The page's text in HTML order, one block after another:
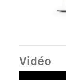
Vidéo